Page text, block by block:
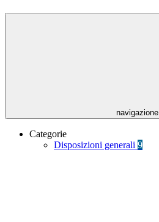
navigazione
Categorie
Disposizioni generali 9